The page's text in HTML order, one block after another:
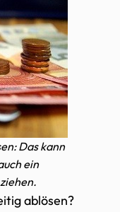
Das kann
ein
ablösen?